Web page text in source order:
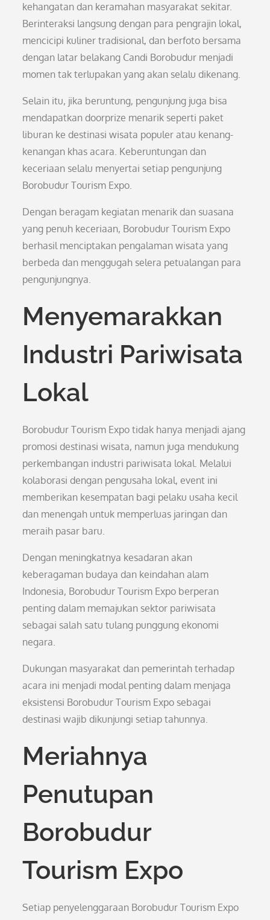
kehangatan dan keramahan masyarakat sekitar.
Berinteraksi langsung dengan para pengrajin lokal,
mencicipi kuliner tradisional, dan berfoto bersama
dengan latar belakang Candi Borobudur menjadi
momen tak terlupakan yang akan selalu dikenang.
Selain itu, jika beruntung, pengunjung juga bisa
mendapatkan doorprize menarik seperti paket
liburan ke destinasi wisata populer atau kenang-
kenangan khas acara. Keberuntungan dan
keceriaan selalu menyertai setiap pengunjung
Borobudur Tourism Expo.
Dengan beragam kegiatan menarik dan suasana
yang penuh keceriaan, Borobudur Tourism Expo
berhasil menciptakan pengalaman wisata yang
berbeda dan menggugah selera petualangan para
pengunjungnya.
Menyemarakkan
Industri Pariwisata
Lokal
Borobudur Tourism Expo tidak hanya menjadi ajang
promosi destinasi wisata, namun juga mendukung
perkembangan industri pariwisata lokal. Melalui
kolaborasi dengan pengusaha lokal, event ini
memberikan kesempatan bagi pelaku usaha kecil
dan menengah untuk memperluas jaringan dan
meraih pasar baru.
Dengan meningkatnya kesadaran akan
keberagaman budaya dan keindahan alam
Indonesia, Borobudur Tourism Expo berperan
penting dalam memajukan sektor pariwisata
sebagai salah satu tulang punggung ekonomi
negara.
Dukungan masyarakat dan pemerintah terhadap
acara ini menjadi modal penting dalam menjaga
eksistensi Borobudur Tourism Expo sebagai
destinasi wajib dikunjungi setiap tahunnya.
Meriahnya
Penutupan
Borobudur
Tourism Expo
Setiap penyelenggaraan Borobudur Tourism Expo